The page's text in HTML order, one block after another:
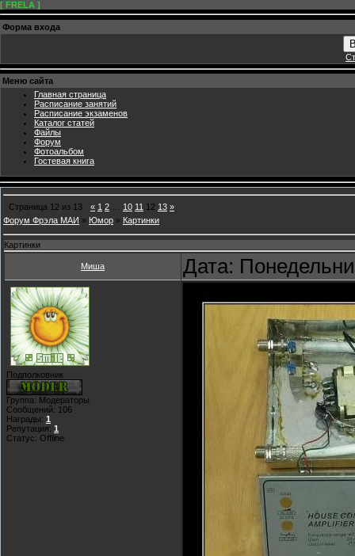
[ FRELA ]
Форма входа
Меню сайта
Главная страница
Расписание занятий
Расписание экзаменов
Каталог статей
Файлы
Форум
Фотоальбом
Гостевая книга
Страница 12 из 13 « 1 2 10 11 12 13 »
Форум Фрэла МАИ » Юмор » Картинки
Картинки
Миша Дата:
Подполковник
Группа: Модераторы
Сообщений: 106
Награды: 1
Репутация: 1
Статус: Offline